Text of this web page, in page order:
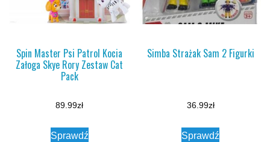
Spin Master Psi Patrol Kocia
Załoga Skye Rory Zestaw Cat
Pack
89.99zł
Sprawdź
Simba Strażak Sam 2 Figurki
36.99zł
Sprawdź